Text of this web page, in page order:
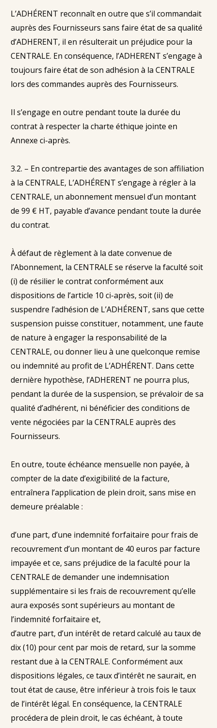
L’ADHÉRENT reconnaît en outre que s’il commandait
auprès des Fournisseurs sans faire état de sa qualité
d’ADHERENT, il en résulterait un préjudice pour la
CENTRALE. En conséquence, l’ADHERENT s’engage à
toujours faire état de son adhésion à la CENTRALE
lors des commandes auprès des Fournisseurs.
Il s’engage en outre pendant toute la durée du
contrat à respecter la charte éthique jointe en
Annexe ci-après.
3.2. – En contrepartie des avantages de son affiliation
à la CENTRALE, L’ADHÉRENT s’engage à régler à la
CENTRALE, un abonnement mensuel d’un montant
de 99 € HT, payable d’avance pendant toute la durée
du contrat.
À défaut de règlement à la date convenue de
l’Abonnement, la CENTRALE se réserve la faculté soit
(i) de résilier le contrat conformément aux
dispositions de l’article 10 ci-après, soit (ii) de
suspendre l’adhésion de L’ADHÉRENT, sans que cette
suspension puisse constituer, notamment, une faute
de nature à engager la responsabilité de la
CENTRALE, ou donner lieu à une quelconque remise
ou indemnité au profit de L’ADHÉRENT. Dans cette
dernière hypothèse, l’ADHERENT ne pourra plus,
pendant la durée de la suspension, se prévaloir de sa
qualité d’adhérent, ni bénéficier des conditions de
vente négociées par la CENTRALE auprès des
Fournisseurs.
En outre, toute échéance mensuelle non payée, à
compter de la date d’exigibilité de la facture,
entraînera l’application de plein droit, sans mise en
demeure préalable :
d’une part, d’une indemnité forfaitaire pour frais de
recouvrement d’un montant de 40 euros par facture
impayée et ce, sans préjudice de la faculté pour la
CENTRALE de demander une indemnisation
supplémentaire si les frais de recouvrement qu’elle
aura exposés sont supérieurs au montant de
l’indemnité forfaitaire et,
d’autre part, d’un intérêt de retard calculé au taux de
dix (10) pour cent par mois de retard, sur la somme
restant due à la CENTRALE. Conformément aux
dispositions légales, ce taux d’intérêt ne saurait, en
tout état de cause, être inférieur à trois fois le taux
de l’intérêt légal. En conséquence, la CENTRALE
procédera de plein droit, le cas échéant, à toute